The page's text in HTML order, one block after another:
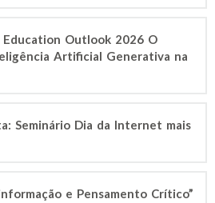
Education Outlook 2026 O
Artificial Generativa na
Seminário Dia da Internet mais
e Pensamento Crítico”